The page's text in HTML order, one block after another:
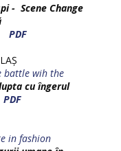
- Scene Change
PDF
battle wih the
cu îngerul
PDF
in fashion